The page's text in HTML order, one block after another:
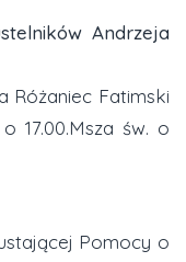
Andrzeja
Różaniec Fatimski
17.00.Msza św. o
Pomocy o